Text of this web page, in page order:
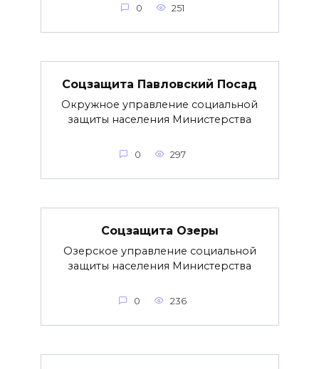
0 251
Соцзащита Павловский Посад
Окружное управление социальной
защиты населения Министерства
0 297
Соцзащита Озеры
Озерское управление социальной
защиты населения Министерства
0 236